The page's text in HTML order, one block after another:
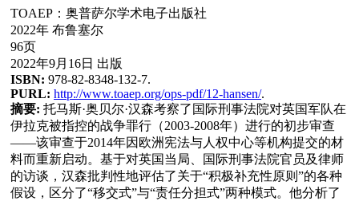
TOAEP：奥普萨尔学术电子出版社
2022年 布鲁塞尔
96页
2022年9月16日 出版
ISBN: 978-82-8348-132-7.
PURL: http://www.toaep.org/ops-pdf/12-hansen/.
摘要: 托马斯·奥贝尔·汉森考察了国际刑事法院对英国军队在
伊拉克被指控的战争罪行（2003-2008年）进行的初步审查
——该审查于2014年因欧洲宪法与人权中心等机构提交的材
料而重新启动。基于对英国当局、国际刑事法院官员及律师
的访谈，汉森批判性地评估了关于“积极补充性原则”的各种
假设，区分了“移交式”与“责任分担式”两种模式。他分析了